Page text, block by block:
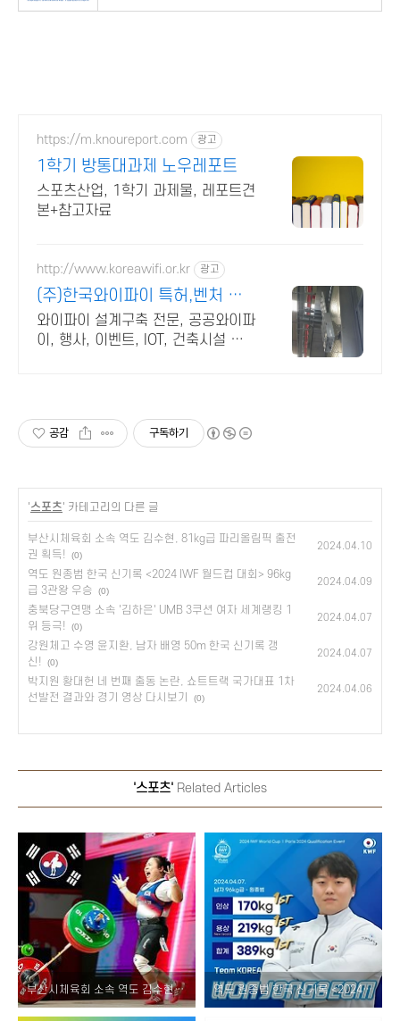
https://m.knoureport.com 광고
1학기 방통대과제 노우레포트
스포츠산업, 1학기 과제물, 레포트견
본+참고자료
http://www.koreawifi.or.kr 광고
(주)한국와이파이 특허,벤처 빠
른상담 가능
와이파이 설계구축 전문, 공공와이파
이, 행사, 이벤트, IOT, 건축시설 어
공감 구독하기
'스포츠' 카테고리의 다른 글
부산시체육회 소속 역도 김수현, 81kg급 파리올림픽 출전
권 획득!
(0)
2024.04.10
역도 원종범 한국 신기록 <2024 IWF 월드컵 대회> 96kg
급 3관왕 우승
(0)
2024.04.09
충북당구연맹 소속 '김하은' UMB 3쿠션 여자 세계랭킹 1
위 등극!
(0)
2024.04.07
강원체고 수영 윤지환, 남자 배영 50m 한국 신기록 갱
신!
(0)
2024.04.07
박지원 황대헌 네 번째 출동 논란, 쇼트트랙 국가대표 1차
선발전 결과와 경기 영상 다시보기
(0)
2024.04.06
'스포츠' Related Articles
부산시체육회 소속 역도 김수현, 81kg급 파리올림픽 출전권 획득! 역도 원종범 한국 신기록 <2024 IWF 월드컵 대회> 96kg급 3관왕 우승